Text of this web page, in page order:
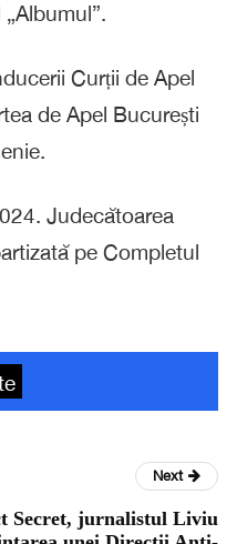
Curții de Apel
de Apel București
Judecătoarea
pe Completul
Next
Secret, jurnalistul Liviu